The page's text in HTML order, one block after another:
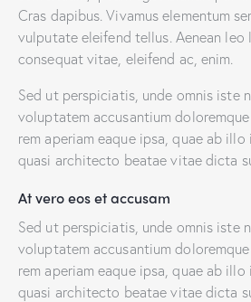
Cras dapibus. Vivamus elementum
vulputate eleifend tellus. Aenean
consequat vitae, eleifend ac, enim.
Sed ut perspiciatis, unde omnis iste
voluptatem accusantium
rem aperiam eaque ipsa, quae ab
quasi architecto beatae vitae dicta
At vero eos et accusam
Sed ut perspiciatis, unde omnis iste
voluptatem accusantium
rem aperiam eaque ipsa, quae ab
quasi architecto beatae vitae dicta